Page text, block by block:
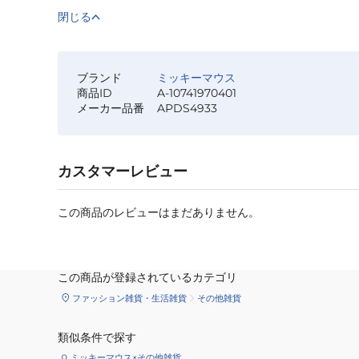
閉じる
ブランド
ミッキーマウス
商品ID
A-10741970401
メーカー品番
APDS4933
カスタマーレビュー
この商品のレビューはまだありません。
この商品が登録されているカテゴリ
ファッション雑貨・生活雑貨 その他雑貨
類似条件で探す